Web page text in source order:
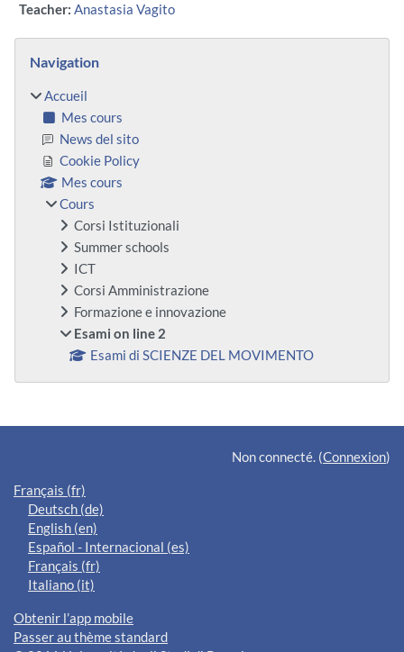
Teacher: Anastasia Vagito
Blocs
Navigation
Accueil
Mes cours
News del sito
Cookie Policy
Mes cours
Cours
Corsi Istituzionali
Summer schools
ICT
Corsi Amministrazione
Formazione e innovazione
Esami on line 2
Esami di SCIENZE DEL MOVIMENTO
Blocs supplémentaires
Non connecté. (Connexion)
Français ‎(fr)‎
Deutsch ‎(de)‎
English ‎(en)‎
Español - Internacional ‎(es)‎
Français ‎(fr)‎
Italiano ‎(it)‎
Obtenir l’app mobile
Passer au thème standard